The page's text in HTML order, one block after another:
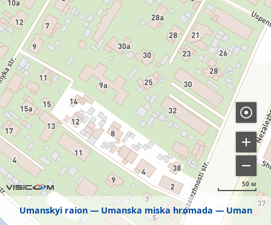
Umanskyi raion Umanska miska hromada Uman
50 м